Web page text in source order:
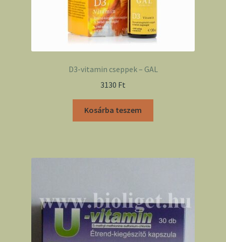
D3-vitamin cseppek – GAL
3130 Ft
Kosárba teszem